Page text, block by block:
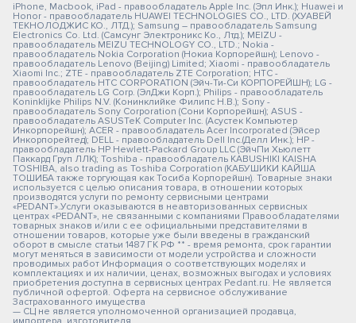
iPhone, Macbook, iPad - правообладатель Apple Inc. (Эпл Инк.); Huawei и
Honor - правообладатель HUAWEI TECHNOLOGIES CO., LTD. (ХУАВЕЙ
ТЕКНОЛОДЖИС КО., ЛТД.); Samsung – правообладатель Samsung
Electronics Co. Ltd. (Самсунг Электроникс Ко., Лтд.); MEIZU -
правообладатель MEIZU TECHNOLOGY CO., LTD.; Nokia -
правообладатель Nokia Corporation (Нокиа Корпорейшн); Lenovo -
правообладатель Lenovo (Beijing) Limited; Xiaomi - правообладатель
Xiaomi Inc.; ZTE - правообладатель ZTE Corporation; HTC -
правообладатель HTC CORPORATION (Эйч-Ти-Си КОРПОРЕЙШН); LG -
правообладатель LG Corp. (ЭлДжи Корп.); Philips - правообладатель
Koninklijke Philips N.V. (Конинклийке Филипс Н.В.); Sony -
правообладатель Sony Corporation (Сони Корпорейшн); ASUS -
правообладатель ASUSTeK Computer Inc. (Асустек Компьютер
Инкорпорейшн); ACER - правообладатель Acer Incorporated (Эйсер
Инкорпорейтед); DELL - правообладатель Dell Inc.(Делл Инк.); HP -
правообладатель HP Hewlett-Packard Group LLC (ЭйчПи Хьюлетт
Паккард Груп ЛЛК); Toshiba - правообладатель KABUSHIKI KAISHA
TOSHIBA, also trading as Toshiba Corporation (КАБУШИКИ КАЙША
ТОШИБА также торгующая как Тосиба Корпорейшн). Товарные знаки
используется с целью описания товара, в отношении которых
производятся услуги по ремонту сервисными центрами
«PEDANT».Услуги оказываются в неавторизованных сервисных
центрах «PEDANT», не связанными с компаниями Правообладателями
товарных знаков и/или с ее официальными представителями в
отношении товаров, которые уже были введены в гражданский
оборот в смысле статьи 1487 ГК РФ ** - время ремонта, срок гарантии
могут меняться в зависимости от модели устройства и сложности
проводимых работ Информация о соответствующих моделях и
комплектациях и их наличии, ценах, возможных выгодах и условиях
приобретения доступна в сервисных центрах Pedant.ru. Не является
публичной офертой. Оферта на сервисное обслуживание
Застрахованного имущества
— СЦ не является уполномоченной организацией продавца,